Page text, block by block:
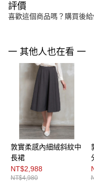
評價
喜歡這個商品嗎？購買後
一 其他人也在看 一
敦實柔感內細絨斜紋中
長裙
NT$2,988
NT$4,980